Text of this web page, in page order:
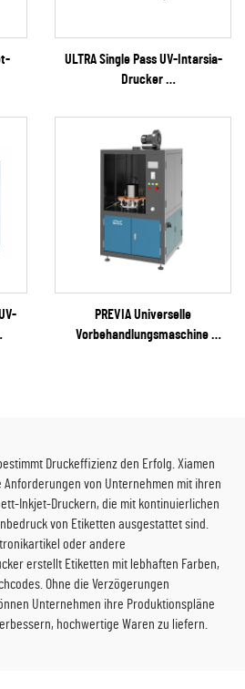
ULTRA Single Pass UV-Intarsia-
Drucker
PREVIA Universelle
Vorbehandlungsmaschine
Druckeffizienz den Erfolg. Xiamen
Anforderungen von Unternehmen mit ihren
Inkjet-Druckern, die mit kontinuierlichen
von Etiketten ausgestattet sind.
oder andere
erstellt Etiketten mit lebhaften Farben,
Ohne die Verzögerungen
Unternehmen ihre Produktionspläne
hochwertige Waren zu liefern.